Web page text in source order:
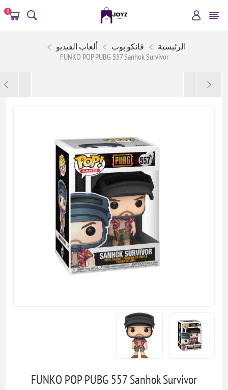
0
الرئيسية فانكو بوب
ألعاب الفيديو
FUNKO POP PUBG 557 Sanhok Survivor
FUNKO POP PUBG 557 Sanhok Survivor